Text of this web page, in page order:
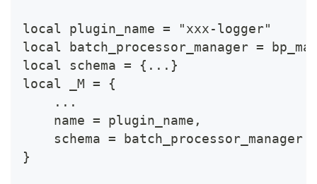
local plugin_name = "xxx-logger"
local batch_processor_manager =
local schema = {...}
local _M = {
    ...
    name = plugin_name,
schema =
}